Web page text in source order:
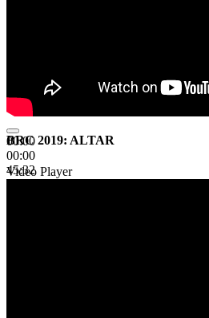
00:00
00:00
45:32
BRC 2019: ALTAR
Video Player